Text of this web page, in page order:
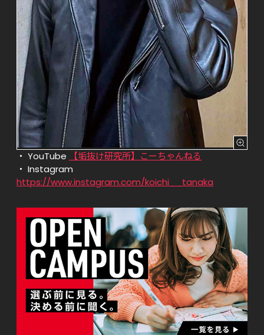
YouTube
【垢抜け研究所】こーちゃんねる
https://www.instagram.com/koichi__tanaka